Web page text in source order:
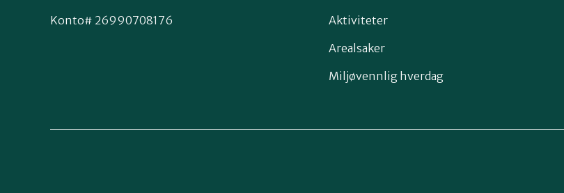
Konto# 26990708176
Aktiviteter
Arealsaker
Miljøvennlig hverdag